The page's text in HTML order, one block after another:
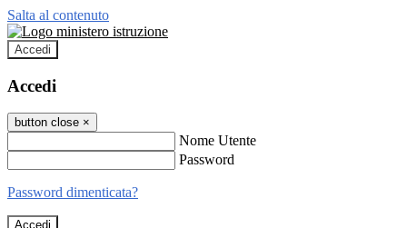
Salta al contenuto
Accedi
Accedi
button close ×
Nome Utente
Password
Password dimenticata?